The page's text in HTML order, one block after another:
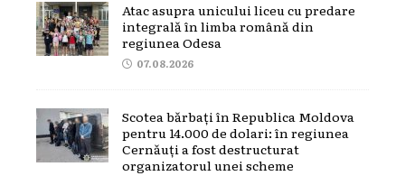
Atac asupra unicului liceu cu predare
integrală în limba română din
regiunea Odesa
07.08.2026
Scotea bărbați în Republica Moldova
pentru 14.000 de dolari: în regiunea
Cernăuți a fost destructurat
organizatorul unei scheme